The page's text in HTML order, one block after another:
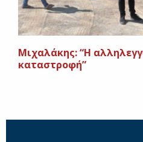
Μιχαλάκης: “Η
καταστροφή”